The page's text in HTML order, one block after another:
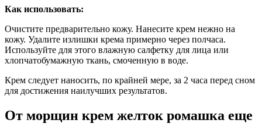
Как использовать:
Очистите предварительно кожу. Нанесите крем нежно на
кожу. Удалите излишки крема примерно через полчаса.
Используйте для этого влажную салфетку для лица или
хлопчатобумажную ткань, смоченную в воде.
Крем следует наносить, по крайней мере, за 2 часа перед сном
для достижения наилучших результатов.
От морщин крем желток ромашка еще